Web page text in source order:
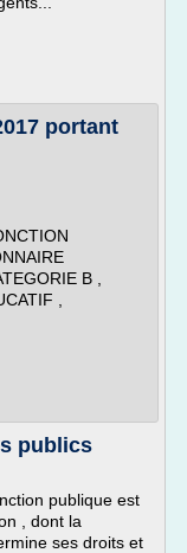
portant
B ,
,
publics
publique est
, dont la
ses droits et